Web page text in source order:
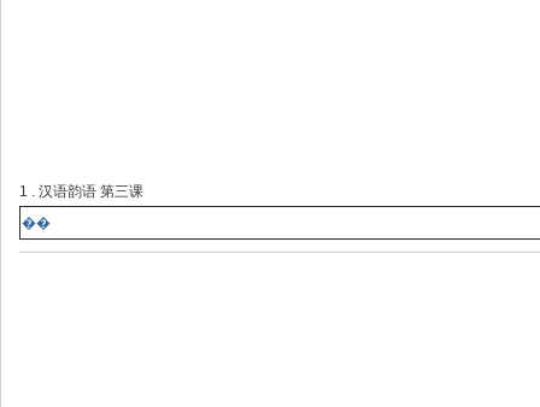
1 . 汉语韵语 第三课
��